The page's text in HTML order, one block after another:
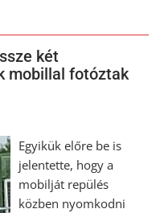
két
mobillal fotóztak
Egyikük előre be is
jelentette, hogy a
mobilját repülés
közben nyomkodni